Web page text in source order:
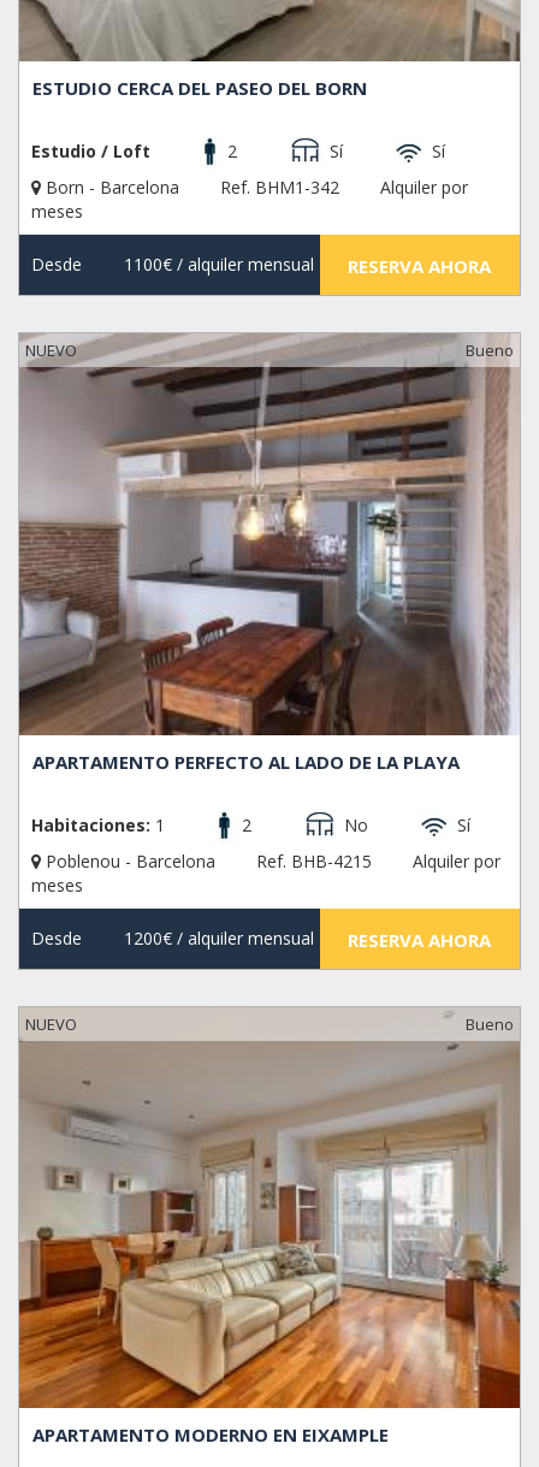
ESTUDIO CERCA DEL PASEO DEL BORN
Estudio / Loft 2 Sí
Sí
Born - Barcelona
Ref. BHM1-342
Alquiler por
meses
Desde 1100€/ alquiler mensual RESERVA AHORA
NUEVO Bueno
APARTAMENTO PERFECTO AL LADO DE LA PLAYA
Habitaciones: 1 2 No
Sí
Poblenou - Barcelona
Ref. BHB-4215
Alquiler por
meses
Desde 1200€/ alquiler mensual RESERVA AHORA
NUEVO Bueno
APARTAMENTO MODERNO EN EIXAMPLE